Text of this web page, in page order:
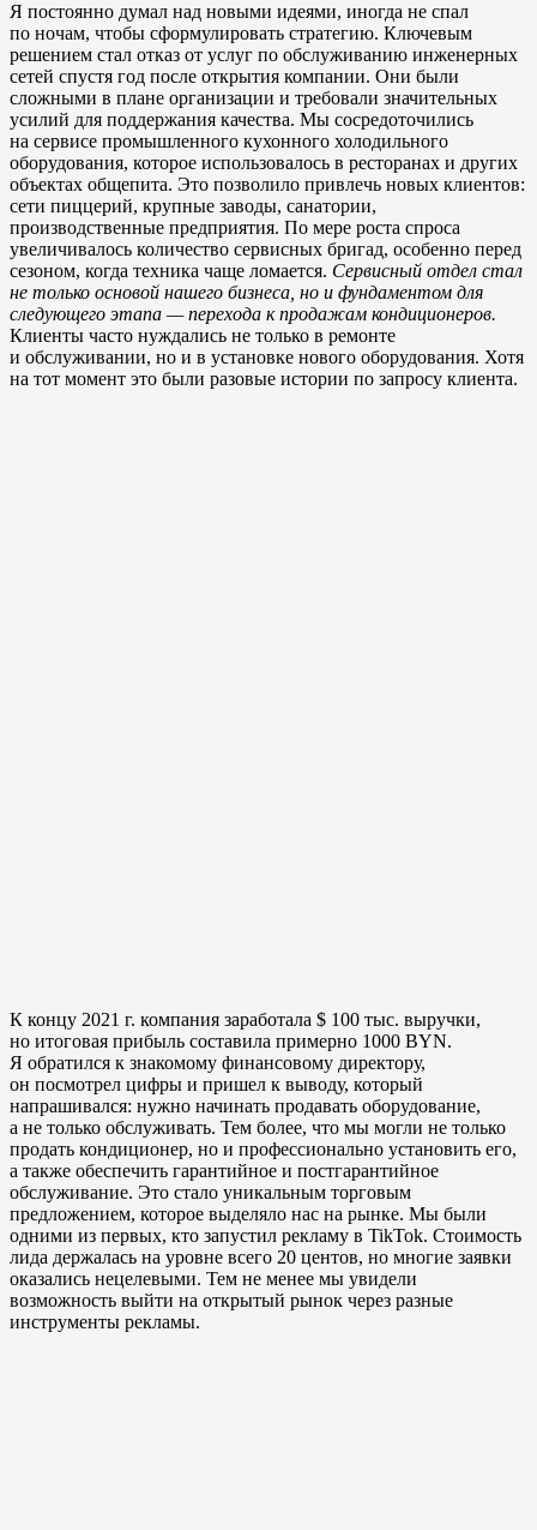
Я постоянно думал над новыми идеями, иногда не спал
по ночам, чтобы сформулировать стратегию. Ключевым
решением стал отказ от услуг по обслуживанию инженерных
сетей спустя год после открытия компании. Они были
сложными в плане организации и требовали значительных
усилий для поддержания качества. Мы сосредоточились
на сервисе промышленного кухонного холодильного
оборудования, которое использовалось в ресторанах и других
объектах общепита. Это позволило привлечь новых клиентов:
сети пиццерий, крупные заводы, санатории,
производственные предприятия. По мере роста спроса
увеличивалось количество сервисных бригад, особенно перед
сезоном, когда техника чаще ломается. Сервисный отдел стал
не только основой нашего бизнеса, но и фундаментом для
следующего этапа — перехода к продажам кондиционеров.
Клиенты часто нуждались не только в ремонте
и обслуживании, но и в установке нового оборудования. Хотя
на тот момент это были разовые истории по запросу клиента.
К концу 2021 г. компания заработала $ 100 тыс. выручки,
но итоговая прибыль составила примерно 1000 BYN.
Я обратился к знакомому финансовому директору,
он посмотрел цифры и пришел к выводу, который
напрашивался: нужно начинать продавать оборудование,
а не только обслуживать. Тем более, что мы могли не только
продать кондиционер, но и профессионально установить его,
а также обеспечить гарантийное и постгарантийное
обслуживание. Это стало уникальным торговым
предложением, которое выделяло нас на рынке. Мы были
одними из первых, кто запустил рекламу в TikTok. Стоимость
лида держалась на уровне всего 20 центов, но многие заявки
оказались нецелевыми. Тем не менее мы увидели
возможность выйти на открытый рынок через разные
инструменты рекламы.